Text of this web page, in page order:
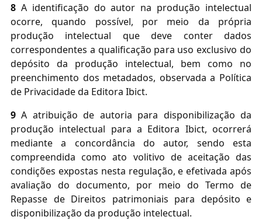
8 A identificação do autor na produção intelectual
ocorre, quando possível, por meio da própria
produção intelectual que deve conter dados
correspondentes a qualificação para uso exclusivo do
depósito da produção intelectual, bem como no
preenchimento dos metadados, observada a Política
de Privacidade da Editora Ibict.
9 A atribuição de autoria para disponibilização da
produção intelectual para a Editora Ibict, ocorrerá
mediante a concordância do autor, sendo esta
compreendida como ato volitivo de aceitação das
condições expostas nesta regulação, e efetivada após
avaliação do documento, por meio do Termo de
Repasse de Direitos patrimoniais para depósito e
disponibilização da produção intelectual.